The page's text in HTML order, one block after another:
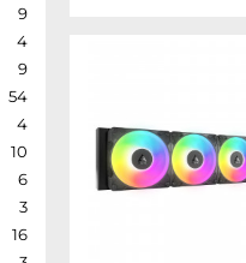
9
4
9
54
4
10
6
3
16